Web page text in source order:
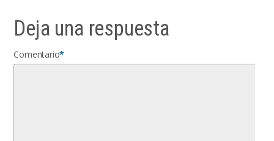
Deja una respuesta
Comentario*